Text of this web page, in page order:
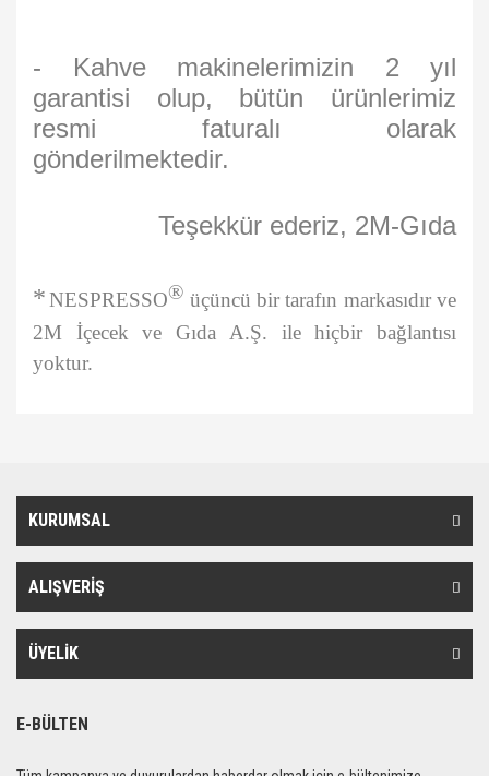
- Kahve makinelerimizin 2 yıl
garantisi olup, bütün ürünlerimiz
resmi faturalı olarak
gönderilmektedir.
Teşekkür ederiz, 2M-Gıda
* NESPRESSO® üçüncü bir tarafın markasıdır ve
2M İçecek ve Gıda A.Ş. ile hiçbir bağlantısı
yoktur.
Ürün bilgilerinde hatalar bulunuyor.
Ürün fiyatı diğer sitelerden daha pahalı.
Bu ürüne benzer farklı alternatifler olmalı.
KURUMSAL
ALIŞVERİŞ
ÜYELİK
E-BÜLTEN